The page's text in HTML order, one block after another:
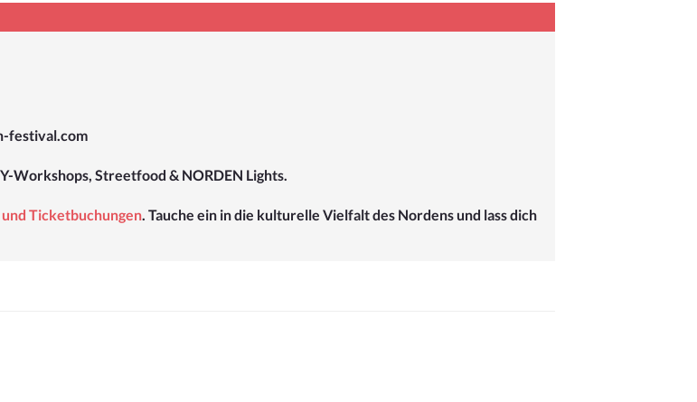
festival.com
Workshops, Streetfood & NORDEN Lights.
Ticketbuchungen. Tauche ein in die kulturelle Vielfalt des Nordens und lass dich